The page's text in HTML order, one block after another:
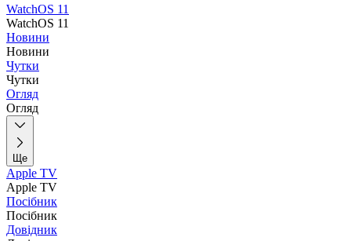
WatchOS 11
WatchOS 11
Новини
Новини
Чутки
Чутки
Огляд
Огляд
Ще
Apple TV
Apple TV
Посібник
Посібник
Довідник